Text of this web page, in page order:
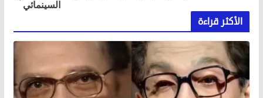
السينمائي
الأكثر قراءة